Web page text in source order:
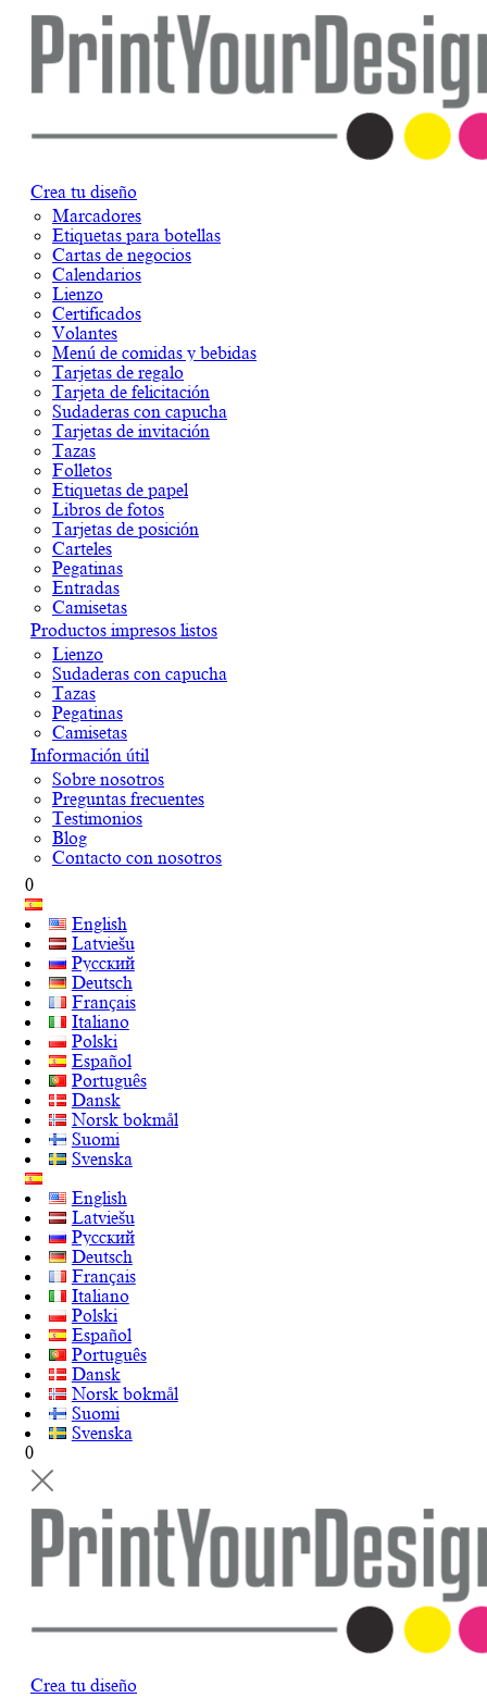
Crea tu diseño
Marcadores
Etiquetas para botellas
Cartas de negocios
Calendarios
Lienzo
Certificados
Volantes
Menú de comidas y bebidas
Tarjetas de regalo
Tarjeta de felicitación
Sudaderas con capucha
Tarjetas de invitación
Tazas
Folletos
Etiquetas de papel
Libros de fotos
Tarjetas de posición
Carteles
Pegatinas
Entradas
Camisetas
Productos impresos listos
Lienzo
Sudaderas con capucha
Tazas
Pegatinas
Camisetas
Información útil
Sobre nosotros
Preguntas frecuentes
Testimonios
Blog
Contacto con nosotros
0
English
Latviešu
Русский
Deutsch
Français
Italiano
Polski
Español
Português
Dansk
Norsk bokmål
Suomi
Svenska
English
Latviešu
Русский
Deutsch
Français
Italiano
Polski
Español
Português
Dansk
Norsk bokmål
Suomi
Svenska
0
Crea tu diseño